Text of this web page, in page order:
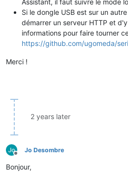
Si le dongle USB est sur un
démarrer un serveur HTTP et
informations pour faire tourner
https://github.com/ugomeda/
Merci !
2 years later
Offline
Jo Desombre
Bonjour,